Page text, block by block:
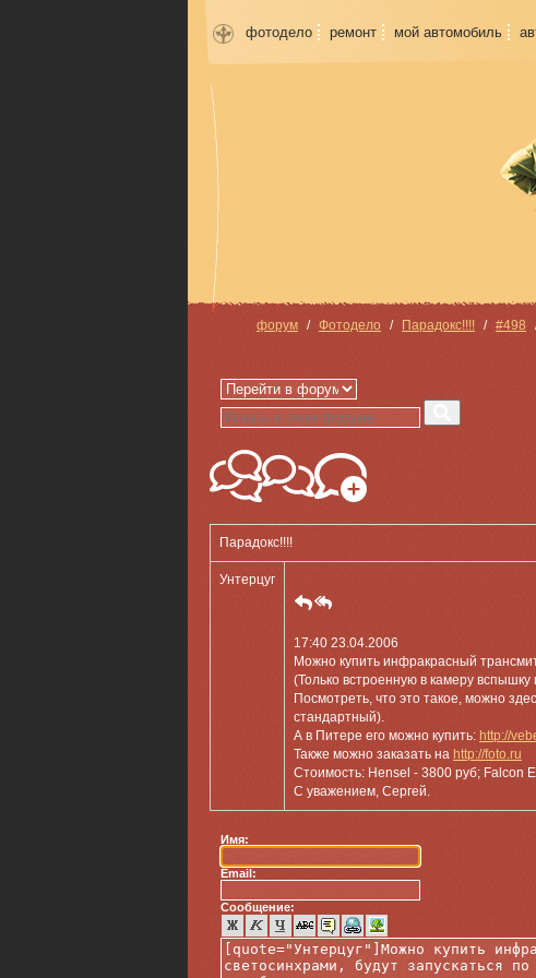
фотодело ремонт мой автомобиль
форум Фотодело Парадокс!!!! #498
Парадокс!!!!
Унтерцуг
17:40 23.04.2006
Можно купить инфракрасный
(Только встроенную в камеру
Посмотреть, что это такое, можно
стандартный).
А в Питере его можно купить: http://
Также можно заказать на http://foto.ru
Стоимость: Hensel - 3800 руб; Falcon
С уважением, Сергей.
Имя:
Email:
Сообщение: